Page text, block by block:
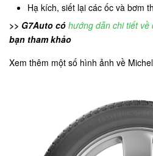
Hạ kích, siết lại các ốc và bơm
>> G7Auto có hướng dẫn chi tiết về
bạn tham khảo
Xem thêm một số hình ảnh về